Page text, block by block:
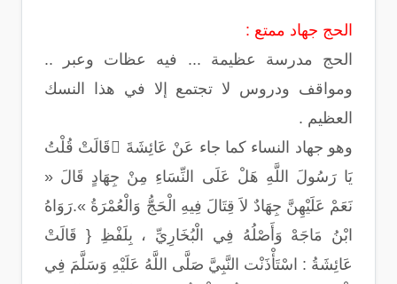
الحج جهاد ممتع :
الحج مدرسة عظيمة ... فيه عظات وعبر ..
ومواقف ودروس لا تجتمع إلا في هذا النسك
العظيم .
وهو جهاد النساء كما جاء عَنْ عَائِشَةَ قَالَتْ قُلْتُ
يَا رَسُولَ اللَّهِ هَلْ عَلَى النِّسَاءِ مِنْ جِهَادٍ قَالَ «
نَعَمْ عَلَيْهِنَّ جِهَادٌ لاَ قِتَالَ فِيهِ الْحَجُّ وَالْعُمْرَةُ ».رَوَاهُ
ابْنُ مَاجَهْ وَأَصْلُهُ فِي الْبُخَارِيِّ ، بِلَفْظِ { قَالَتْ
عَائِشَةُ : اسْتَأْذَنْت النَّبِيَّ صَلَّى اللَّهُ عَلَيْهِ وَسَلَّمَ فِي